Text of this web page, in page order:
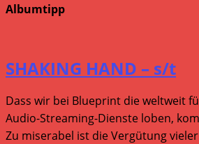
Albumtipp
SHAKING HAND – s/t
Dass wir bei Blueprint die weltweit
Audio-Streaming-Dienste loben,
Zu miserabel ist die Vergütung